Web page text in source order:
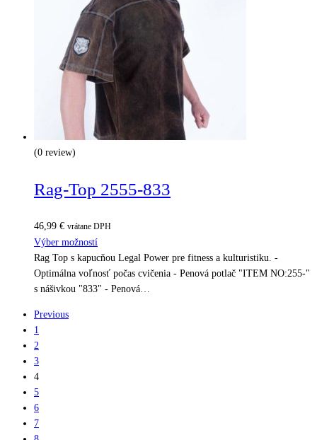
(0 review)
Rag-Top 2555-833
46,99 € vrátane DPH
Výber možností
Rag Top s kapucňou Legal Power pre fitness a kulturistiku. -
Optimálna voľnosť počas cvičenia - Penová potlač "ITEM NO:255-"
s nášivkou "833" - Penová…
Previous
1
2
3
4
5
6
7